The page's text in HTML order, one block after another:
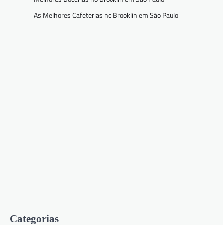
As Melhores Cafeterias no Brooklin em São Paulo
Categorias